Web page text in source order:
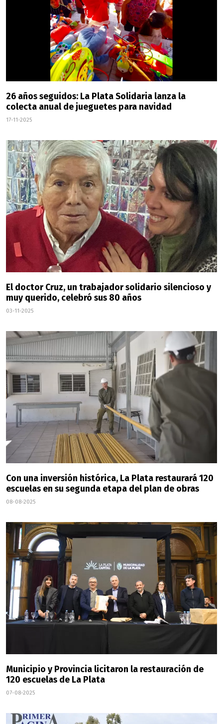
26 años seguidos: La Plata Solidaria lanza la
colecta anual de jueguetes para navidad
17-11-2025
El doctor Cruz, un trabajador solidario silencioso y
muy querido, celebró sus 80 años
03-11-2025
Con una inversión histórica, La Plata restaurará 120
escuelas en su segunda etapa del plan de obras
08-08-2025
Municipio y Provincia licitaron la restauración de
120 escuelas de La Plata
07-08-2025